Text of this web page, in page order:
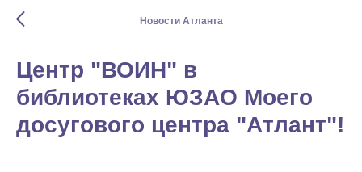
Новости Атланта
Центр "ВОИН" в
библиотеках ЮЗАО Моего
досугового центра "Атлант"!